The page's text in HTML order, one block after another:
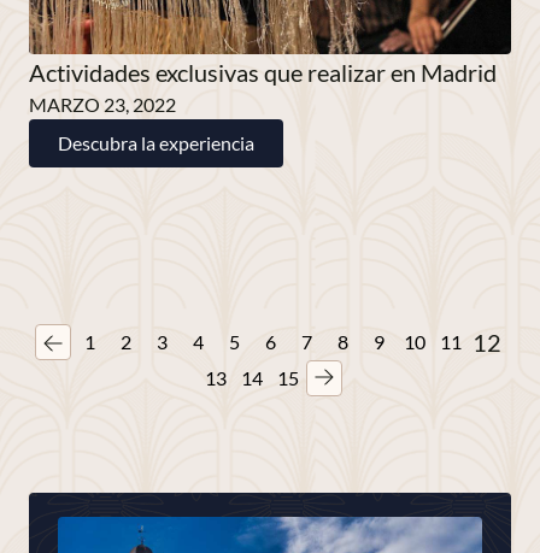
Actividades exclusivas que realizar en Madrid
MARZO 23, 2022
Descubra la experiencia
1 2 3 4 5 6 7 8 9 10 11 12
13 14 15